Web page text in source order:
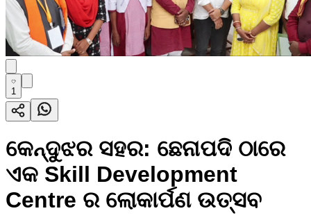
1
କେନ୍ଦୁଝର ସହର: ଛେନାପଦି ଠାରେ
ଏକ Skill Development
Centre ର ଲୋକାର୍ପଣ ଉତ୍ସବ